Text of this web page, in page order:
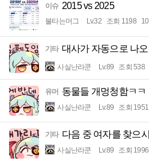
이슈 2015 vs 2025
불타는머그 Lv.32 조회 1198
기타 대사가 자동으로 나
사실난라쿤 Lv.89 조회 538
유머 동물들 개멍청함ㅋㅋ
사실난라쿤 Lv.89 조회 1951
기타 다음 중 여자를 찾으
사실난라쿤 Lv.89 조회 1996